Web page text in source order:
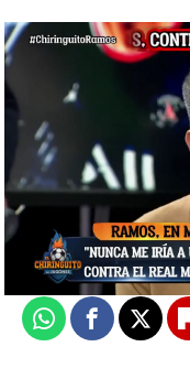
El Chiringuito
Madrid
Actualizado:14 de
Publicado:14 de
WhatsappFacebook
X